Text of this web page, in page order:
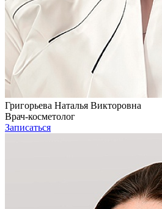
Григорьева Наталья Викторовна
Врач-косметолог
Записаться